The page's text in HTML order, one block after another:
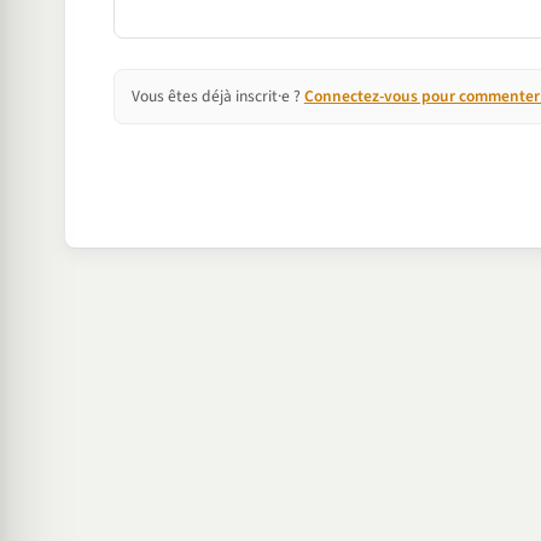
Vous êtes déjà inscrit·e ? Connectez-vous pour